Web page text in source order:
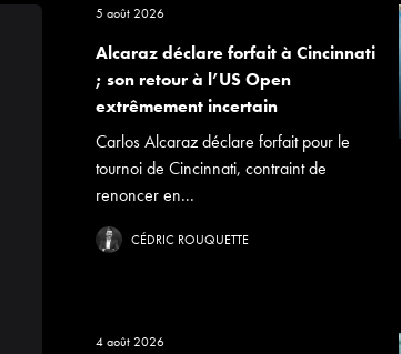
5 août 2026
Alcaraz déclare forfait à Cincinnati
; son retour à l’US Open
extrêmement incertain
Carlos Alcaraz déclare forfait pour le
tournoi de Cincinnati, contraint de
renoncer en...
CÉDRIC ROUQUETTE
4 août 2026